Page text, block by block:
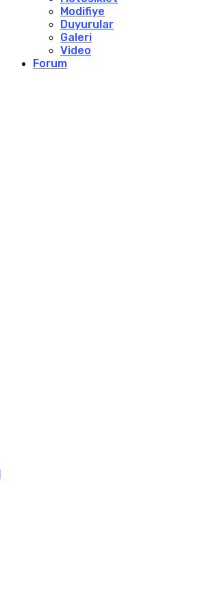
Modifiye
Duyurular
Galeri
Video
Forum